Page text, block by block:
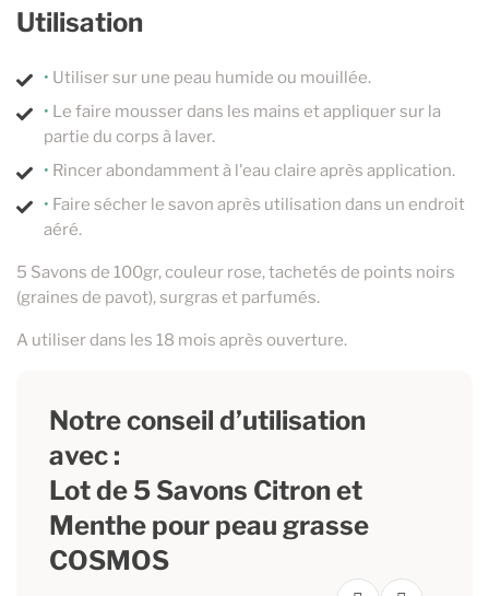
Utilisation
• Utiliser sur une peau humide ou mouillée.
• Le faire mousser dans les mains et appliquer sur la
partie du corps à laver.
• Rincer abondamment à l'eau claire après application.
• Faire sécher le savon après utilisation dans un endroit
aéré.
5 Savons de 100gr, couleur rose, tachetés de points noirs
(graines de pavot), surgras et parfumés.
A utiliser dans les 18 mois après ouverture.
Notre conseil d’utilisation
avec :
Lot de 5 Savons Citron et
Menthe pour peau grasse
COSMOS